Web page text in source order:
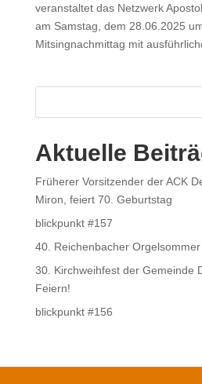
veranstaltet das Netzwerk
am Samstag, dem 28.06.2025
Mitsingnachmittag mit
Aktuelle
Früherer Vorsitzender der ACK
Miron, feiert 70. Geburtstag
blickpunkt #157
40. Reichenbacher Orgelsommer
30. Kirchweihfest der Gemeinde
Feiern!
blickpunkt #156